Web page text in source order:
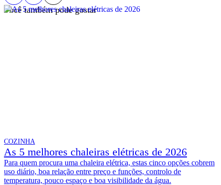
Você também pode gostar
COZINHA
As 5 melhores chaleiras elétricas de 2026
Para quem procura uma chaleira elétrica, estas cinco opções cobrem
uso diário, boa relação entre preço e funções, controlo de
temperatura, pouco espaço e boa visibilidade da água.